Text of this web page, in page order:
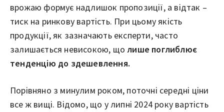
врожаю формує надлишок пропозиції, а відтак –
тиск на ринкову вартість. При цьому якість
продукції, як зазначають експерти, часто
залишається невисокою, що лише поглиблює
тенденцію до здешевлення.
Порівняно з минулим роком, поточні середні ціни
все ж вищі. Відомо, що у липні 2024 року вартість